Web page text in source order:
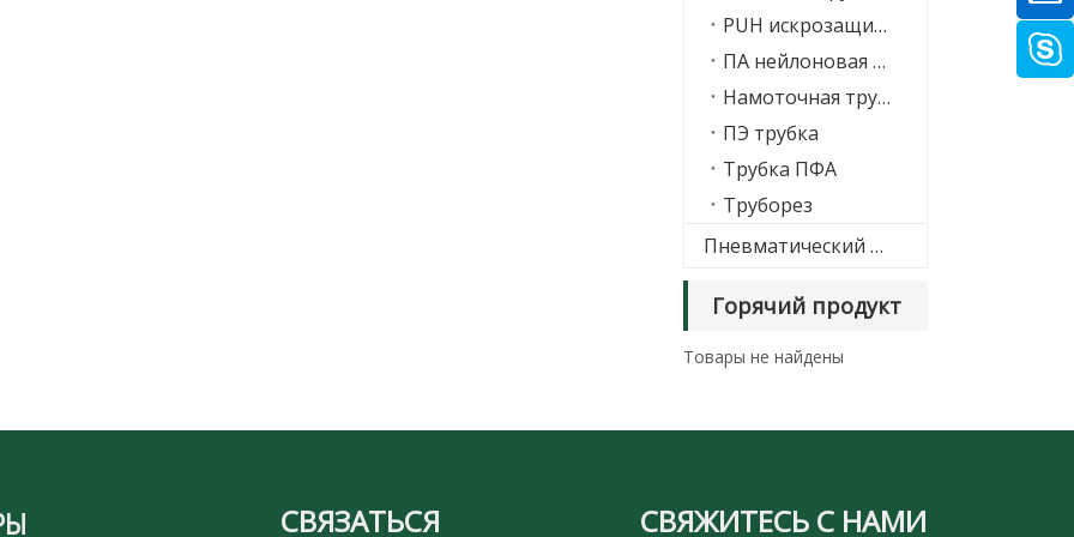
PUH искрозащитный шланг
ПА нейлоновая трубка
Намоточная трубка PAC
ПЭ трубка
Трубка ПФА
Труборез
Пневматический глушитель
Горячий продукт
Товары не найдены
СВЯЗАТЬСЯ СВЯЖИТЕСЬ С НАМИ